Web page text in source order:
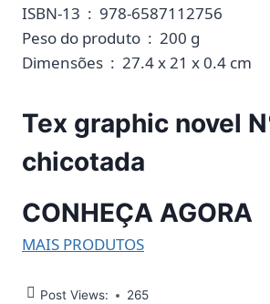
ISBN-13 ‏ : ‎ 978-6587112756
Peso do produto ‏ : ‎ 200 g
Dimensões ‏ : ‎ 27.4 x 21 x 0.4 cm
Tex graphic novel
chicotada
CONHEÇA AGORA
MAIS PRODUTOS
Post Views: 265